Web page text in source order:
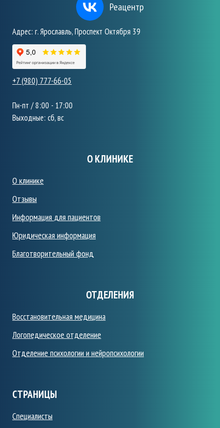
Реацентр
Адрес: г. Ярославль, Проспект Октября 39
+7 (980) 777-66-05
Пн-пт / 8:00 - 17:00
Выходные: сб, вс
О КЛИНИКЕ
О клинике
Отзывы
Информация для пациентов
Юридическая информация
Благотворительный фонд
ОТДЕЛЕНИЯ
Восстановительная медицина
Логопедическое отделение
Отделение психологии и нейропсихологии
СТРАНИЦЫ
Специалисты